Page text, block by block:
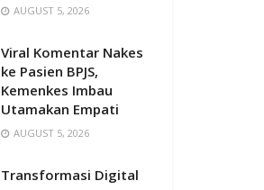
AUGUST 5, 2026
Viral Komentar Nakes
ke Pasien BPJS,
Kemenkes Imbau
Utamakan Empati
AUGUST 5, 2026
Transformasi Digital